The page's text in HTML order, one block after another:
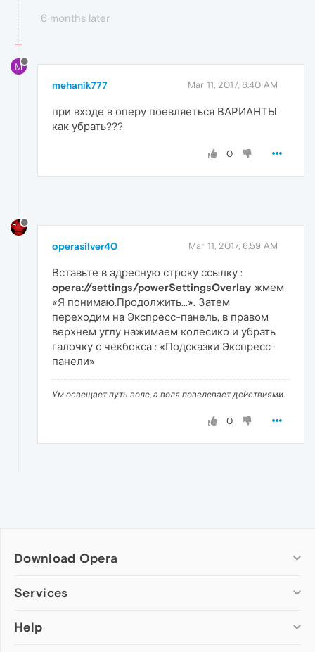
6 months later
M
mehanik777 Mar 11, 2017, 6:40 AM
при входе в оперу поевляеться ВАРИАНТЫ
как убрать???
0
operasilver40 Mar 11, 2017, 6:59 AM
Вставьте в адресную строку ссылку :
opera://settings/powerSettingsOverlay жмем
«Я понимаю.Продолжить...». Затем
переходим на Экспресс-панель, в правом
верхнем углу нажимаем колесико и убрать
галочку с чекбокса : «Подсказки Экспресс-
панели»
Ум освещает путь воле, а воля повелевает действиями.
0
Download Opera
Computer browsers
Opera for Mac
Services
Add-ons
Help